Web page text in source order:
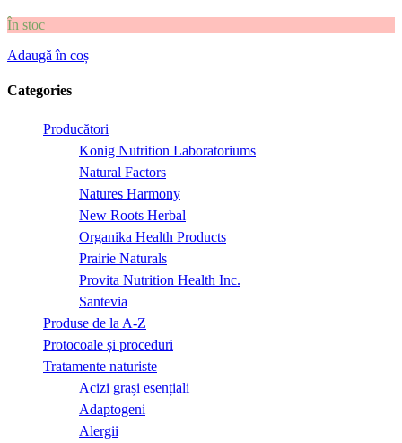
În stoc
Adaugă în coș
Categories
Producători
Konig Nutrition Laboratoriums
Natural Factors
Natures Harmony
New Roots Herbal
Organika Health Products
Prairie Naturals
Provita Nutrition Health Inc.
Santevia
Produse de la A-Z
Protocoale și proceduri
Tratamente naturiste
Acizi grași esențiali
Adaptogeni
Alergii